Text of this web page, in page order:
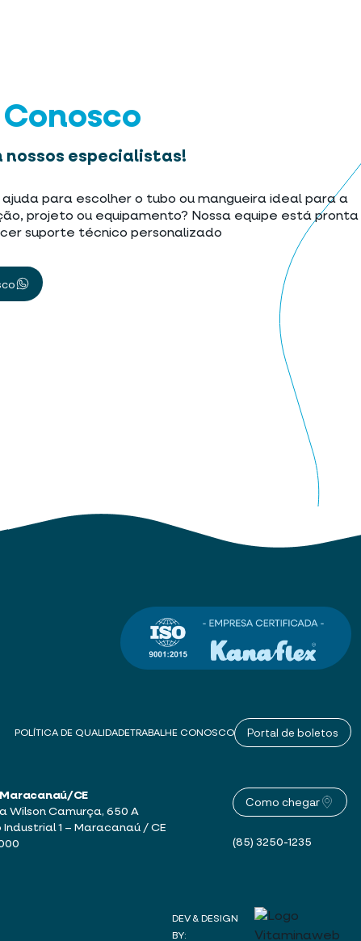
Conosco
nossos especialistas!
ajuda para escolher o tubo ou mangueira ideal para a
projeto ou equipamento? Nossa equipe está pronta
suporte técnico personalizado
POLÍTICA DE QUALIDADETRABALHE CONOSCO Portal de boletos
Maracanaú/CE
Wilson Camurça, 650 A
Industrial 1 – Maracanaú / CE
Como chegar
(85) 3250-1235
DEV & DESIGN
BY: